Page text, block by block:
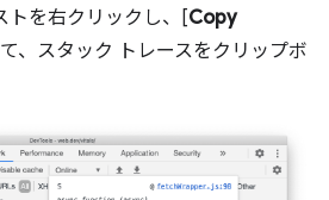
トを右クリックし、[Copy
、スタック トレースをクリップボ